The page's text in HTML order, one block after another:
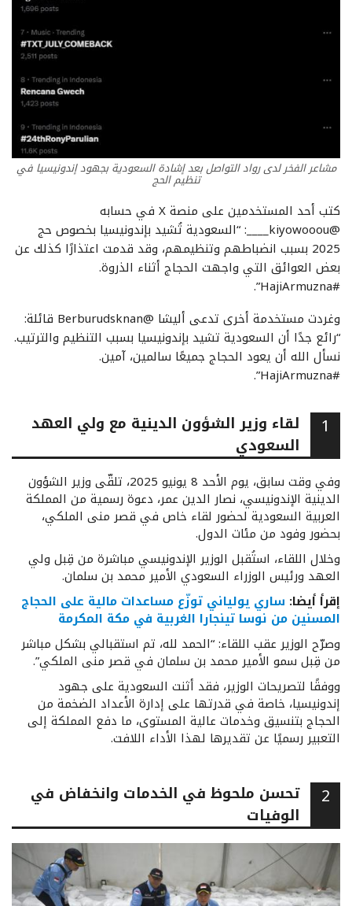
مشاعر الفخر لدى رواد التواصل بعد إشادة السعودية بجهود إندونيسيا في
تنظيم الحج
كتب أحد المستخدمين على منصة X في حسابه
@kiyowooou____: “السعودية تُشيد بإندونيسيا بخصوص حج
2025 بسبب انضباطهم وتنظيمهم، وقد قدمت اعتذارًا كذلك عن
بعض العوائق التي واجهت الحجاج أثناء الذروة.
#HajiArmuzna”.
وغردت مستخدمة أخرى تدعى أليشا @Berburudsknan قائلة:
“رائع جدًا أن السعودية تشيد بإندونيسيا بسبب التنظيم والترتيب.
نسأل الله أن يعود الحجاج جميعًا سالمين، آمين.
#HajiArmuzna”.
1
لقاء وزير الشؤون الدينية مع ولي العهد
السعودي
وفي وقت سابق، يوم الأحد 8 يونيو 2025، تلقّى وزير الشؤون
الدينية الإندونيسي، نصار الدين عمر، دعوة رسمية من المملكة
العربية السعودية لحضور لقاء خاص في قصر منى الملكي،
بحضور وفود من مئات الدول.
وخلال اللقاء، استُقبل الوزير الإندونيسي مباشرة من قِبل ولي
العهد ورئيس الوزراء السعودي الأمير محمد بن سلمان.
إقرأ أيضا: ساري يولياني توزّع مساعدات مالية على الحجاج
المسنين من نوسا تينجارا الغربية في مكة المكرمة
وصرّح الوزير عقب اللقاء: “الحمد لله، تم استقبالي بشكل مباشر
من قِبل سمو الأمير محمد بن سلمان في قصر منى الملكي”.
ووفقًا لتصريحات الوزير، فقد أثنت السعودية على جهود
إندونيسيا، خاصة في قدرتها على إدارة الأعداد الضخمة من
الحجاج بتنسيق وخدمات عالية المستوى، ما دفع المملكة إلى
التعبير رسميًا عن تقديرها لهذا الأداء اللافت.
2
تحسن ملحوظ في الخدمات وانخفاض في
الوفيات